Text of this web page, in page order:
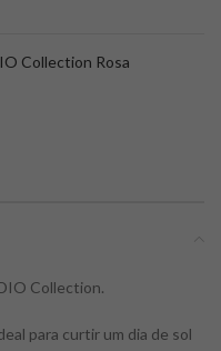
Collection Rosa
Collection.
para curtir um dia de sol